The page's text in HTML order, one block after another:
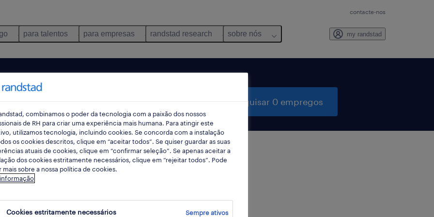
contacte-nos
para talentos para empresas randstad research sobre nós my randstad
pesquisar 0 empregos
resultados para a sua pesquisa.
combinamos o poder da tecnologia com a paixão dos nossos
de RH para criar uma experiência mais humana. Para atingir este
utilizamos tecnologia, incluindo cookies. Se concorda com a instalação
os cookies descritos, clique em “aceitar todos”. Se quiser guardar as suas
atuais de cookies, clique em “confirmar seleção”. Se apenas aceitar a
dos cookies estritamente necessários, clique em “rejeitar todos”. Pode
mais sobre a nossa política de cookies.
Cookies estritamente necessários Sempre ativos